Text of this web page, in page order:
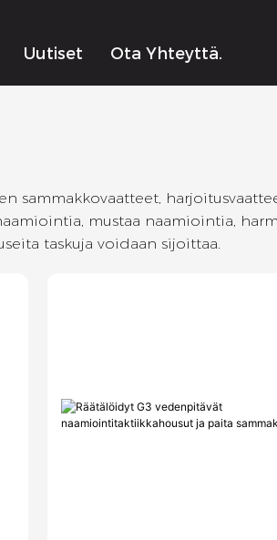
Uutiset Ota Yhteyttä.
sammakkovaatteet,
mustaa naamiointia,
taskuja voidaan sijoittaa.